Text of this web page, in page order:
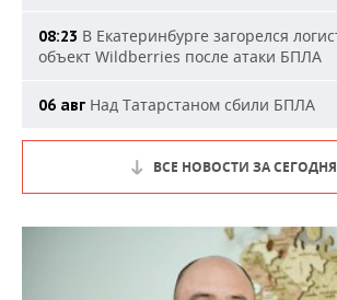
08:23 В Екатеринбурге загорелся
объект Wildberries после атаки БПЛА
06 авг Над Татарстаном сбили БПЛА
ВСЕ НОВОСТИ ЗА СЕГОДНЯ